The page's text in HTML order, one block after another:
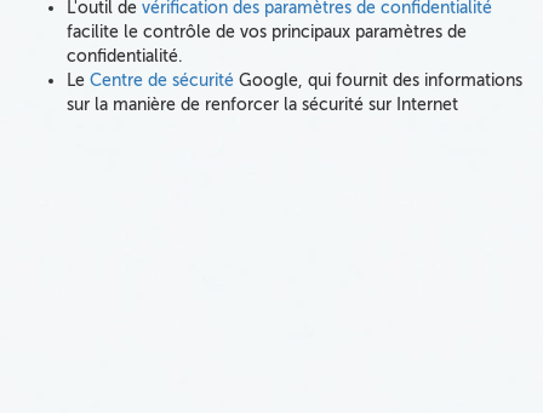
L'outil de vérification des paramètres de confidentialité
facilite le contrôle de vos principaux paramètres de
confidentialité.
Le Centre de sécurité Google, qui fournit des informations
sur la manière de renforcer la sécurité sur Internet